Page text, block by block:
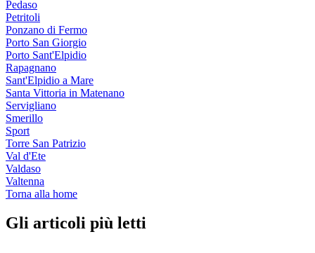
Pedaso
Petritoli
Ponzano di Fermo
Porto San Giorgio
Porto Sant'Elpidio
Rapagnano
Sant'Elpidio a Mare
Santa Vittoria in Matenano
Servigliano
Smerillo
Sport
Torre San Patrizio
Val d'Ete
Valdaso
Valtenna
Torna alla home
Gli articoli più letti